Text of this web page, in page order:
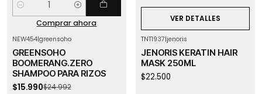
Cantidad
Comprar ahora
VER DETALLES
NEW454|greensoho
GREENSOHO
BOOMERANG.ZERO
SHAMPOO PARA RIZOS
$15.990$24.992
TNT1937|jenoris
JENORIS KERATIN HAIR
MASK 250ML
$22.500